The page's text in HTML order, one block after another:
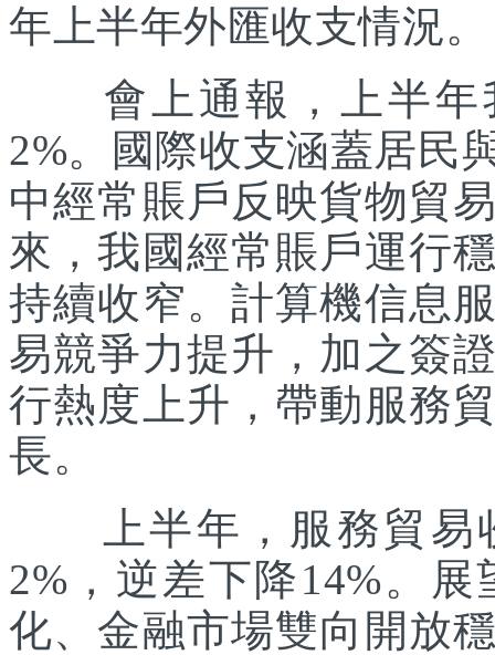
年上半年外匯收支情況。
會上通報，上半年
2%。國際收支涵蓋居民
中經常賬戶反映貨物貿
來，我國經常賬戶運行
持續收窄。計算機信息
易競爭力提升，加之簽
行熱度上升，帶動服務
長。
上半年，服務貿易
2%，逆差下降14%。
化、金融市場雙向開放